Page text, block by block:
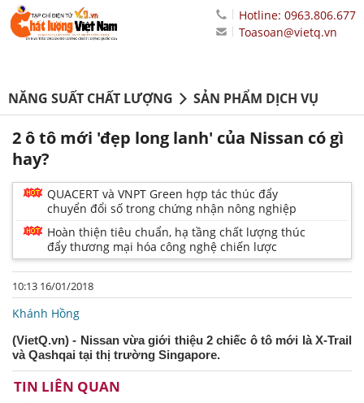
Hotline: 0963.806.677
Toasoan@vietq.vn
NĂNG SUẤT CHẤT LƯỢNG SẢN PHẨM DỊCH VỤ
2 ô tô mới 'đẹp long lanh' của Nissan có gì
hay?
QUACERT và VNPT Green hợp tác thúc đẩy
chuyển đổi số trong chứng nhận nông nghiệp
Hoàn thiện tiêu chuẩn, hạ tầng chất lượng thúc
đẩy thương mại hóa công nghệ chiến lược
10:13 16/01/2018
Khánh Hồng
(VietQ.vn) - Nissan vừa giới thiệu 2 chiếc ô tô mới là X-Trail
và Qashqai tại thị trường Singapore.
TIN LIÊN QUAN